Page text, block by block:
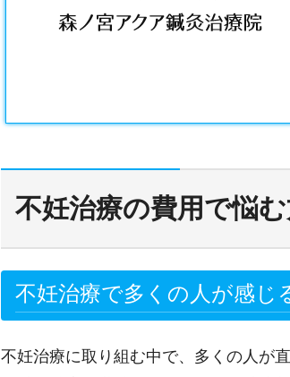
不妊治療の費用で悩
不妊治療で多くの人が感じ
不妊治療に取り組む中で、多くの人が